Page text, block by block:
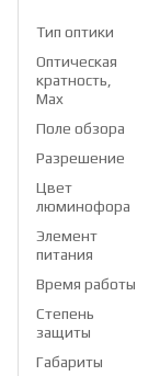
Тип оптики
Оптическая
кратность,
Max
Поле обзора
Разрешение
Цвет
люминофора
Элемент
питания
Время работы
Степень
защиты
Габариты